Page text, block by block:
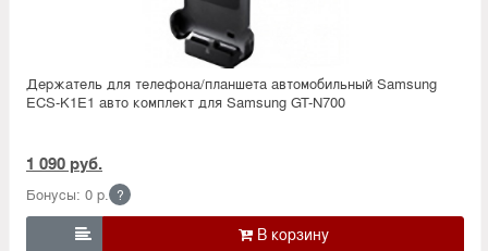
Держатель для телефона/планшета автомобильный Samsung
ECS-K1E1 авто комплект для Samsung GT-N700
1 090 руб.
Бонусы: 0 р. ?
